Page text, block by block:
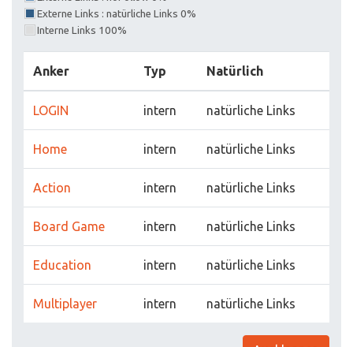
Externe Links : natürliche Links 0%
Interne Links 100%
Anker Typ Natürlich
LOGIN intern natürliche Links
Home intern natürliche Links
Action intern natürliche Links
Board Game intern natürliche Links
Education intern natürliche Links
Multiplayer intern natürliche Links